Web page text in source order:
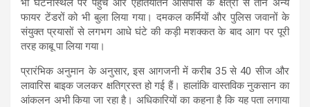
भी घटनास्थल पर पहुंचे और एहतियातन आसपास के क्षेत्रों से तीन अन्य
फायर टेंडरों को भी बुला लिया गया। दमकल कर्मियों और पुलिस जवानों के
संयुक्त प्रयासों से लगभग आधे घंटे की कड़ी मशक्कत के बाद आग पर पूरी
तरह काबू पा लिया गया।
प्रारंभिक अनुमान के अनुसार, इस आगजनी में करीब 35 से 40 सीज और
लावारिस बाइक जलकर क्षतिग्रस्त हो गई हैं। हालांकि वास्तविक नुकसान का
आंकलन अभी किया जा रहा है। अधिकारियों का कहना है कि यह पता लगाया